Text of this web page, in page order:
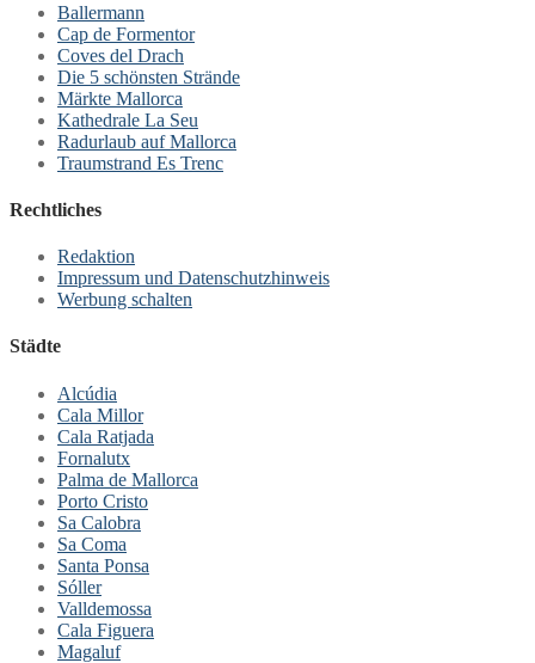
Ballermann
Cap de Formentor
Coves del Drach
Die 5 schönsten Strände
Märkte Mallorca
Kathedrale La Seu
Radurlaub auf Mallorca
Traumstrand Es Trenc
Rechtliches
Redaktion
Impressum und Datenschutzhinweis
Werbung schalten
Städte
Alcúdia
Cala Millor
Cala Ratjada
Fornalutx
Palma de Mallorca
Porto Cristo
Sa Calobra
Sa Coma
Santa Ponsa
Sóller
Valldemossa
Cala Figuera
Magaluf